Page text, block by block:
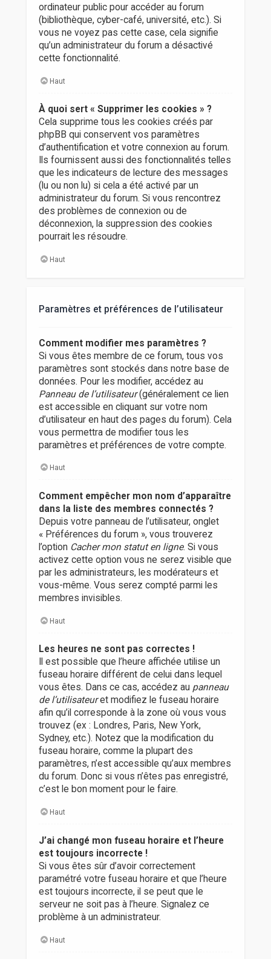
ordinateur public pour accéder au forum
(bibliothèque, cyber-café, université, etc.). Si
vous ne voyez pas cette case, cela signifie
qu’un administrateur du forum a désactivé
cette fonctionnalité.
Haut
À quoi sert « Supprimer les cookies » ?
Cela supprime tous les cookies créés par
phpBB qui conservent vos paramètres
d’authentification et votre connexion au forum.
Ils fournissent aussi des fonctionnalités telles
que les indicateurs de lecture des messages
(lu ou non lu) si cela a été activé par un
administrateur du forum. Si vous rencontrez
des problèmes de connexion ou de
déconnexion, la suppression des cookies
pourrait les résoudre.
Haut
Paramètres et préférences de l’utilisateur
Comment modifier mes paramètres ?
Si vous êtes membre de ce forum, tous vos
paramètres sont stockés dans notre base de
données. Pour les modifier, accédez au
Panneau de l’utilisateur(généralement ce lien
est accessible en cliquant sur votre nom
d’utilisateur en haut des pages du forum). Cela
vous permettra de modifier tous les
paramètres et préférences de votre compte.
Haut
Comment empêcher mon nom d’apparaître
dans la liste des membres connectés ?
Depuis votre panneau de l’utilisateur, onglet
« Préférences du forum », vous trouverez
l’option Cacher mon statut en ligne. Si vous
activez cette option vous ne serez visible que
par les administrateurs, les modérateurs et
vous-même. Vous serez compté parmi les
membres invisibles.
Haut
Les heures ne sont pas correctes !
Il est possible que l’heure affichée utilise un
fuseau horaire différent de celui dans lequel
vous êtes. Dans ce cas, accédez au panneau
de l’utilisateuret modifiez le fuseau horaire
afin qu’il corresponde à la zone où vous vous
trouvez (ex : Londres, Paris, New York,
Sydney, etc.). Notez que la modification du
fuseau horaire, comme la plupart des
paramètres, n’est accessible qu’aux membres
du forum. Donc si vous n’êtes pas enregistré,
c’est le bon moment pour le faire.
Haut
J’ai changé mon fuseau horaire et l’heure
est toujours incorrecte !
Si vous êtes sûr d’avoir correctement
paramétré votre fuseau horaire et que l’heure
est toujours incorrecte, il se peut que le
serveur ne soit pas à l’heure. Signalez ce
problème à un administrateur.
Haut